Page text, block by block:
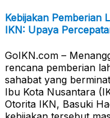
Kebijakan Pemberian
IKN: Upaya
GoIKN.com –
rencana pemberian
sahabat yang
Ibu Kota Nusantara
Otorita IKN, Basuki